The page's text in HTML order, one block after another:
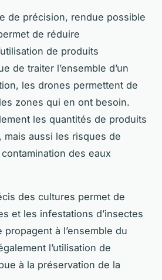
de précision, rendue possible
de réduire
de produits
de traiter l’ensemble d’un
les drones permettent de
zones qui en ont besoin.
les quantités de produits
aussi les risques de
des eaux
des cultures permet de
et les infestations d’insectes
propagent à l’ensemble du
l’utilisation de
à la préservation de la